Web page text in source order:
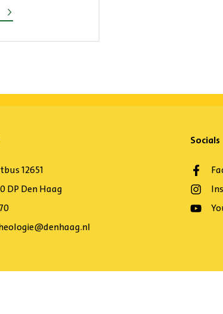
12651
DP Den Haag
Socials